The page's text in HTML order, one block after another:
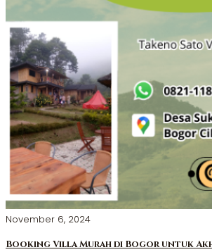
November 6, 2024
Booking Villa Murah di Bogor untuk